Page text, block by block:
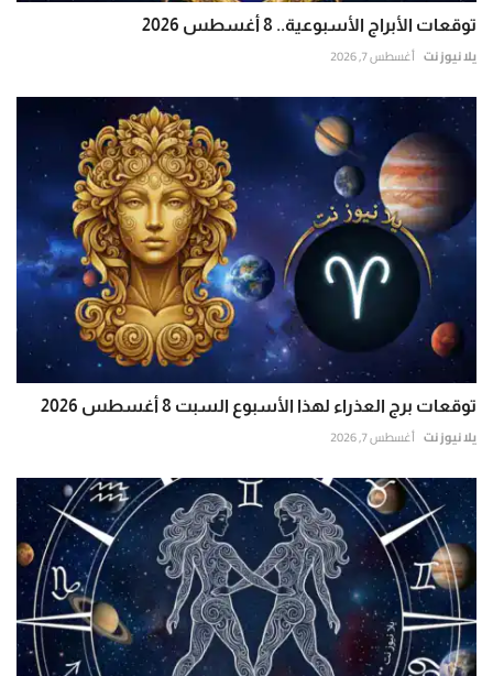
توقعات الأبراج الأسبوعية.. 8 أغسطس 2026
يلا نيوز نت أغسطس 7, 2026
توقعات برج العذراء لهذا الأسبوع السبت 8 أغسطس 2026
يلا نيوز نت أغسطس 7, 2026